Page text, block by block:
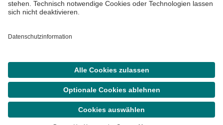
Menü
SucheTermin
Barrierefreiheit
©Asklepios Kliniken GmbH & Co. KGaA 2026